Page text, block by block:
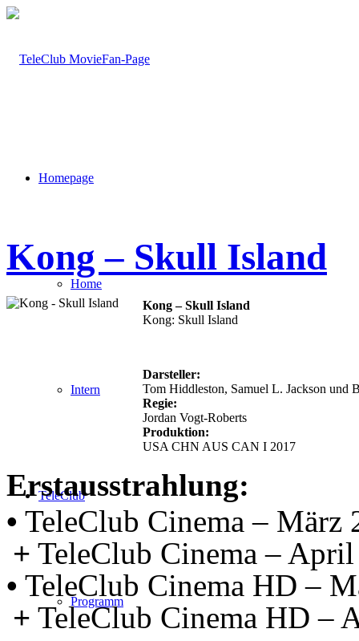
Homepage
Home
Intern
TeleClub
Programm
Kong – Skull Island
Kong – Skull Island
Kong: Skull Island
Darsteller:
Tom Hiddleston, Samuel L. Jackson und
Regie:
Jordan Vogt-Roberts
Produktion:
USA CHN AUS CAN I 2017
Erstausstrahlung:
• TeleClub Cinema – März
+ TeleClub Cinema –
• TeleClub Cinema HD –
+ TeleClub Cinema HD –